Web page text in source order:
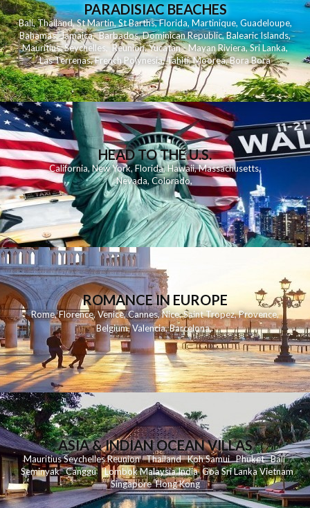
PARADISIAC BEACHES
Bali,Thailand,St Martin,St Barths,Florida,Martinique, Guadeloupe,
Bahamas,Jamaica,Barbados,Dominican Republic,Balearic Islands,
Mauritius,Seychelles,Reunion,Yucatan - Mayan Riviera,Sri Lanka,
Las Terrenas,French Polynesia,Tahiti,Moorea,Bora Bora
HEAD TO THE U.S.
California,New York,Florida, Hawaii,Massachusetts,
Nevada,Colorado,
ROMANCE IN EUROPE
Rome,Florence,Venice,Cannes,Nice,Saint Tropez,Provence,
Belgium,Valencia,Barcelona,
ASIA & INDIAN OCEAN VILLAS
MauritiusSeychellesReunionThailand KohSamui Phuket Bali
Seminyak Canggu LombokMalaysiaIndia Goa Sri LankaVietnam
Singapore Hong Kong